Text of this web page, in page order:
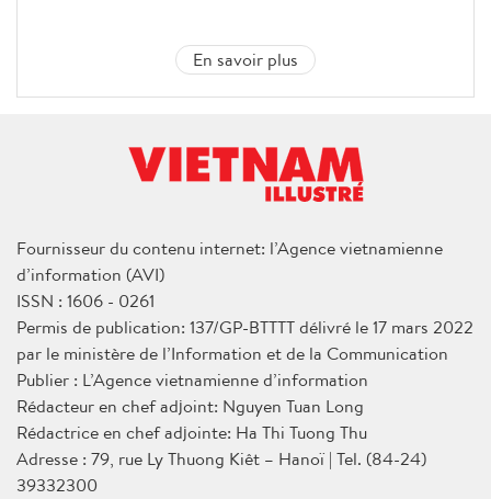
En savoir plus
Fournisseur du contenu internet: l’Agence vietnamienne
d’information (AVI)
ISSN : 1606 - 0261
Permis de publication: 137/GP-BTTTT délivré le 17 mars 2022
par le ministère de l’Information et de la Communication
Publier : L’Agence vietnamienne d’information
Rédacteur en chef adjoint: Nguyen Tuan Long
Rédactrice en chef adjointe: Ha Thi Tuong Thu
Adresse : 79, rue Ly Thuong Kiêt – Hanoï | Tel. (84-24)
39332300